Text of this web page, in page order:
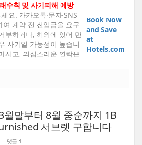
수칙 및 사기피해 예방
요. 카카오톡·문자·SNS
여 계약 전 선입금을 요구
부하거나, 해외에 있어 만
사기일 가능성이 높습니
시고, 의심스러운 연락은
Book Now
and Save
at
Hotels.com
월말부터 8월 중순까지 1B
서브렛 구합니다
댓글 1